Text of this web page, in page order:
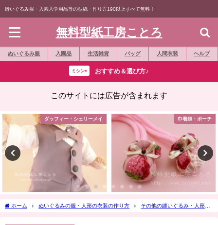
縫いぐるみ服・入園入学用品等の型紙・作り方190以上すべて無料！
無料型紙工房ことろ
ぬいぐるみ服 入園品 生活雑貨 バッグ 人間衣装 ヘルプ
ミシン⇨ おすすめ＆選び方♪
このサイトには広告が含まれます
ダッフィー・シェリーメイ 巾着袋・ポーチ
ホーム ぬいぐるみの服・人形の衣装の作り方
その他の縫いぐるみ・人形